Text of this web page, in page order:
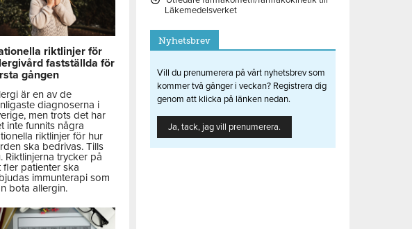
riktlinjer för
fastställda för
gången
är en av de
diagnoserna i
men trots det har
inte funnits några
riktlinjer för hur
ska bedrivas. Tills
Riktlinjerna trycker på
fler patienter ska
immunterapi som
bota allergin.
Läkemedelsverket
Nyhetsbrev
Vill du prenumerera på vårt nyhetsbrev som
kommer två gånger i veckan? Registrera dig
genom att klicka på länken nedan.
Ja, tack, jag vill prenumerera.